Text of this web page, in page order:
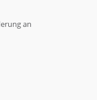
an